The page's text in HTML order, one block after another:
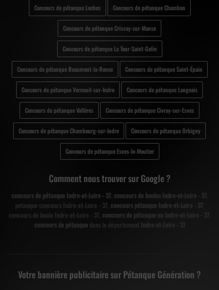
Concours de pétanque Loches Concours de pétanque Chambon
Concours de pétanque Crissay-sur-Manse
Concours de pétanque La Tour-Saint-Gelin
Concours de pétanque Beaumont-la-Ronce Concours de pétanque Saint-Épain
Concours de pétanque Verneuil-sur-Indre Concours de pétanque Langeais
Concours de pétanque Vallères Concours de pétanque Civray-sur-Esves
Concours de pétanque Chambourg-sur-Indre Concours de pétanque Orbigny
Concours de pétanque Esves-le-Moutier
Comment nous trouver sur Google ?
concours de pétanque Indre-et-Loire - 37, concours de boules Indre-et-Loire - 37
petanque concours Indre-et-Loire - 37, concours pétanque Indre-et-Loire - 37
concours de boule Indre-et-Loire - 37, concours de pétanque en Indre-et-Loire - 37
concours de pétanque dans le département Indre-et-Loire - 37
Votre bannière publicitaire sur Pétanque Génération ?